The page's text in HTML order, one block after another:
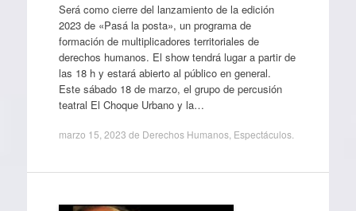
Será como cierre del lanzamiento de la edición
2023 de «Pasá la posta», un programa de
formación de multiplicadores territoriales de
derechos humanos. El show tendrá lugar a partir de
las 18 h y estará abierto al público en general.
Este sábado 18 de marzo, el grupo de percusión
teatral El Choque Urbano y la…
marzo 15, 2023 de Derechos Humanos, Espectáculos.